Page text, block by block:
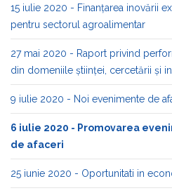
15 iulie 2020 - Finanțarea inovării
pentru sectorul agroalimentar
27 mai 2020 - Raport privind
din domeniile ştiinţei, cercetării și
9 iulie 2020 - Noi evenimente de
6 iulie 2020 - Promovarea
de afaceri
25 iunie 2020 - Oportunitati in